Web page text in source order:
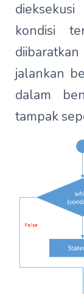
kondisi
jalankan
dalam
tampak